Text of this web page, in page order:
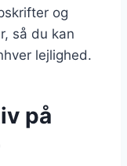
og
så du kan
lejlighed.
på